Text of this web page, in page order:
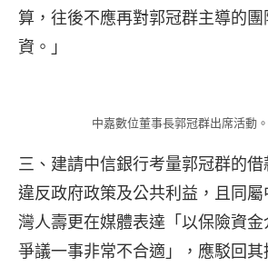
宏
攝）
算，往後不應再對郭冠群主導的
資。」
中嘉數位董事長郭冠群出席活動
三、建請中信銀行考量郭冠群的
違反政府政策及公共利益，且同
灣人壽更在媒體表達「以保險資
爭議一事非常不合適」，應駁回其